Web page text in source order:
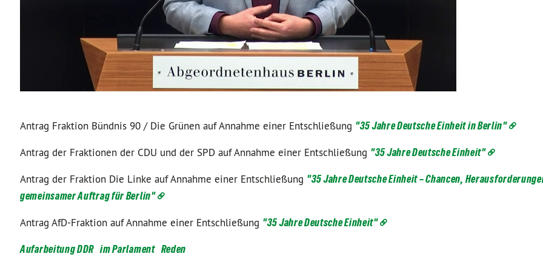
Antrag Fraktion Bündnis 90 / Die Grünen auf Annahme einer Entschließung "35 Jahre Deutsche Einheit in Berlin"
Antrag der Fraktionen der CDU und der SPD auf Annahme einer Entschließung "35 Jahre Deutsche Einheit"
Antrag der Fraktion Die Linke auf Annahme einer Entschließung "35 Jahre Deutsche Einheit – Chancen,
gemeinsamer Auftrag für Berlin"
Antrag AfD-Fraktion auf Annahme einer Entschließung "35 Jahre Deutsche Einheit"
Aufarbeitung DDR im Parlament Reden